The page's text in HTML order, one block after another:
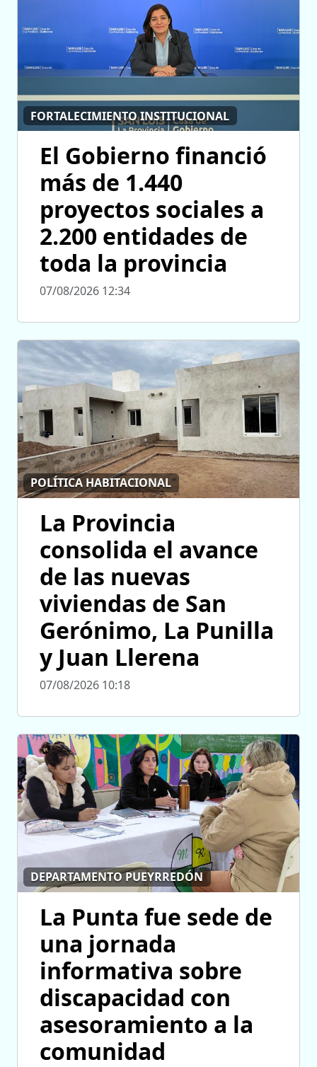
FORTALECIMIENTO INSTITUCIONAL
El Gobierno financió
más de 1.440
proyectos sociales a
2.200 entidades de
toda la provincia
07/08/2026 12:34
POLÍTICA HABITACIONAL
La Provincia
consolida el avance
de las nuevas
viviendas de San
Gerónimo, La Punilla
y Juan Llerena
07/08/2026 10:18
DEPARTAMENTO PUEYRREDÓN
La Punta fue sede de
una jornada
informativa sobre
discapacidad con
asesoramiento a la
comunidad